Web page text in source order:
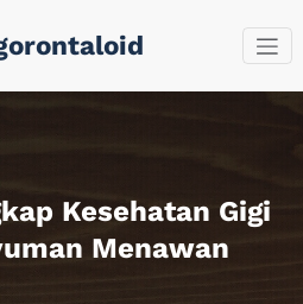
Kesehatan Gigi
Menawan